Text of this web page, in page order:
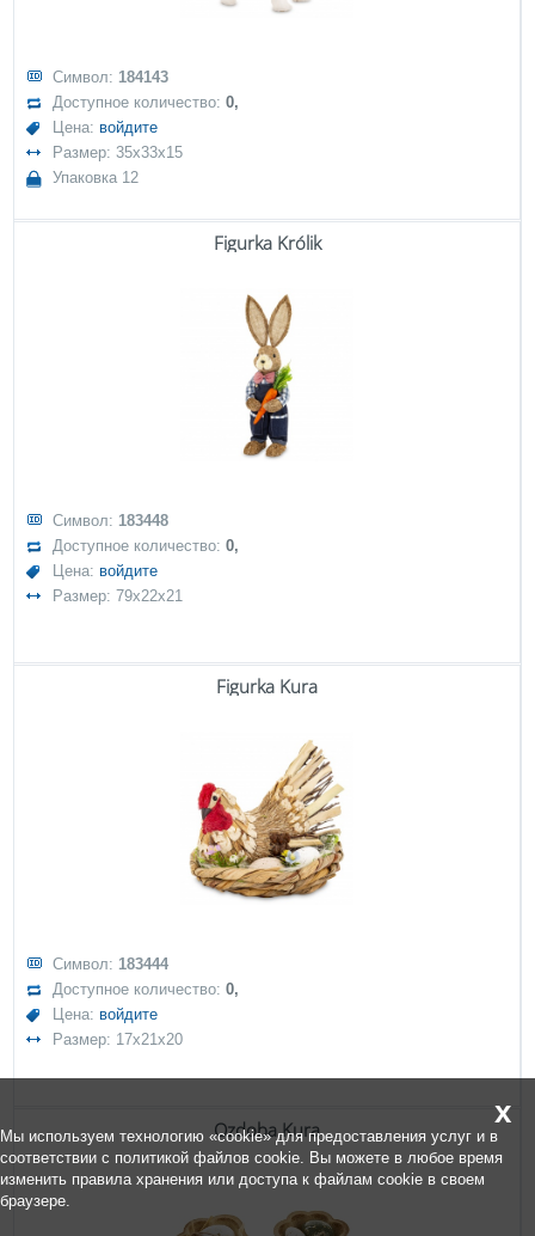
Символ: 184143
Доступное количество:0,
Цена: войдите
Размер: 35x33x15
Упаковка 12
Figurka Królik
Символ: 183448
Доступное количество:0,
Цена: войдите
Размер: 79x22x21
Figurka Kura
Символ: 183444
Доступное количество:0,
Цена: войдите
Размер: 17x21x20
Ozdoba Kura x
Мы используем технологию «cookie» для предоставления услуг и в
соответствии с политикой файлов cookie. Вы можете в любое время
изменить правила хранения или доступа к файлам cookie в своем
браузере.